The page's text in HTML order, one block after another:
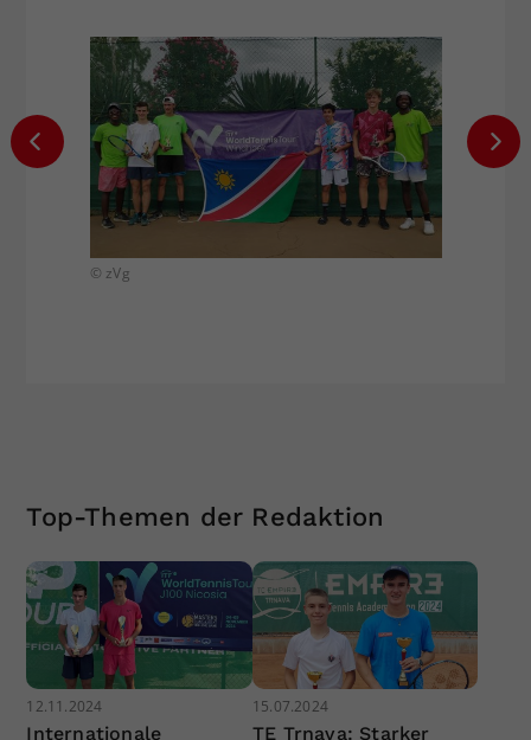
© zVg
Top-Themen der Redaktion
12.11.2024
Internationale
15.07.2024
TE Trnava: Starker